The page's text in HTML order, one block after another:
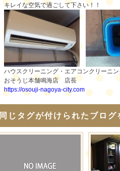
キレイな空気で過ごして下さい！！
ハウスクリーニング・エアコンクリーニン
おそうじ本舗鳴海店 店長
https://osouji-nagoya-city.com
同じタグが付けられたブログ